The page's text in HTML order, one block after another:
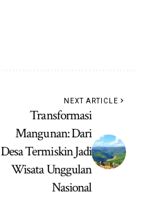
NEXT ARTICLE
Transformasi
Mangunan: Dari
Desa Termiskin Jadi
Wisata Unggulan
Nasional